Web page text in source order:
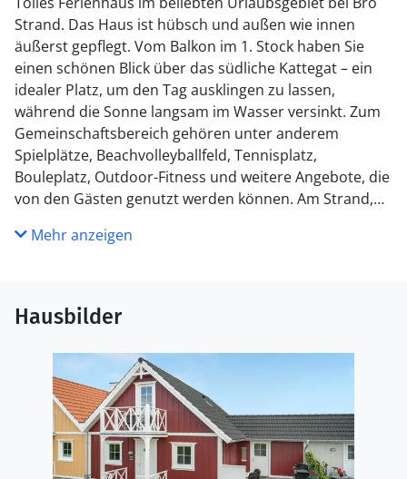
Strand. Das Haus ist hübsch und außen wie innen
äußerst gepflegt. Vom Balkon im 1. Stock haben Sie
einen schönen Blick über das südliche Kattegat – ein
idealer Platz, um den Tag ausklingen zu lassen,
während die Sonne langsam im Wasser versinkt. Zum
Gemeinschaftsbereich gehören unter anderem
Spielplätze, Beachvolleyballfeld, Tennisplatz,
Bouleplatz, Outdoor-Fitness und weitere Angebote, die
von den Gästen genutzt werden können. Am Strand,
ein Badesteg zur Verfügung.
Die Küche ist mit Kühlschrank ausgestattet. Außerdem
gibt es 4 Keramik-Kochfelder, Umluftofen, Mikrowelle
sowie Geschirrspüler.
WC und Bad
Es gibt 1 Badezimmer mit Duschnische und 2 Toiletten,
davon 1 Gästetoilette. Fußbodenheizung in 1
Badezimmer. Es steht eine Sauna zur Verfügung in der
Mehr anzeigen
Hausbilder